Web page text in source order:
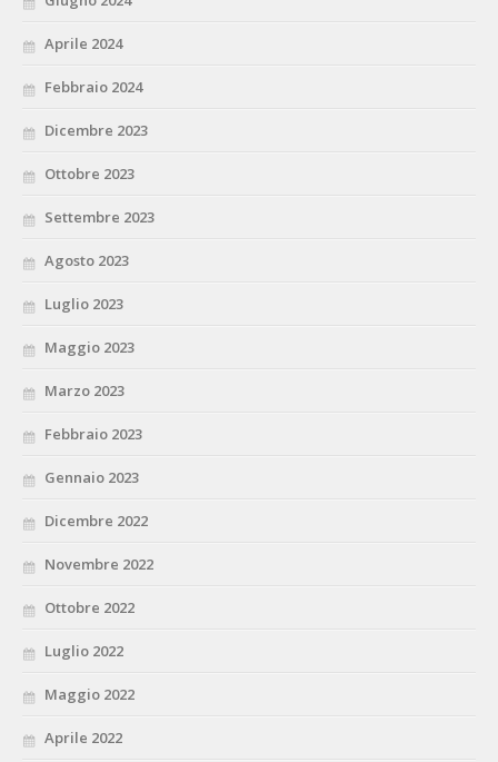
Aprile 2024
Febbraio 2024
Dicembre 2023
Ottobre 2023
Settembre 2023
Agosto 2023
Luglio 2023
Maggio 2023
Marzo 2023
Febbraio 2023
Gennaio 2023
Dicembre 2022
Novembre 2022
Ottobre 2022
Luglio 2022
Maggio 2022
Aprile 2022